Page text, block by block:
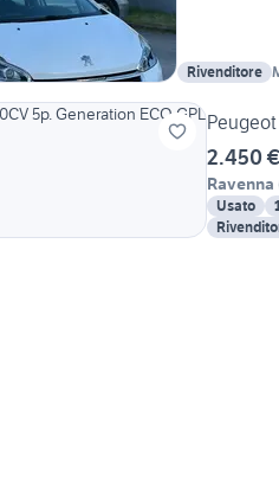
Rivenditore
Peugeot
2.450 €
Ravenna
Usato